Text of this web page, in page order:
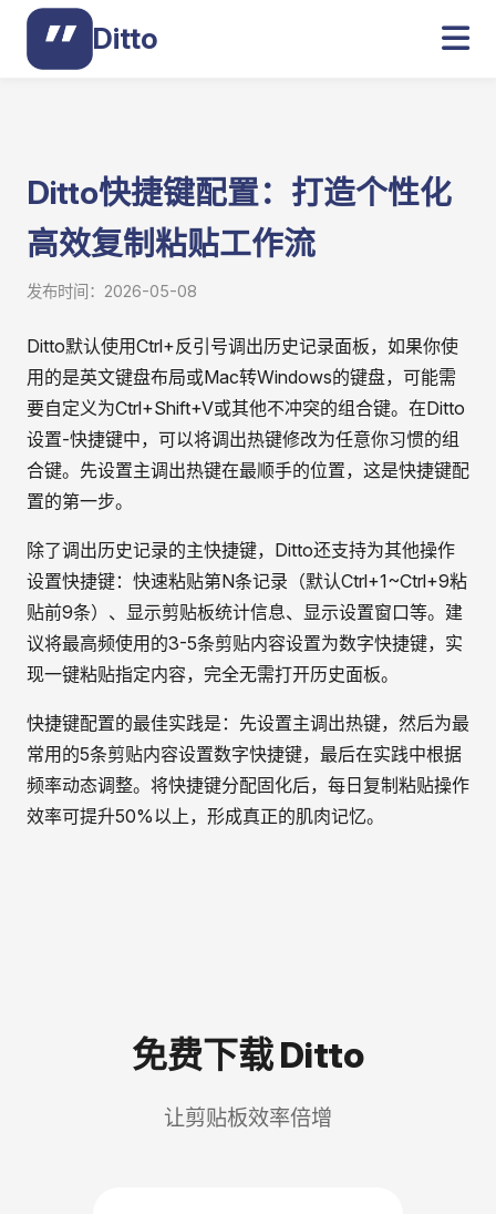
Ditto
Ditto快捷键配置：打造个性化
高效复制粘贴工作流
发布时间：2026-05-08
Ditto默认使用Ctrl+反引号调出历史记录面板，如果你使
用的是英文键盘布局或Mac转Windows的键盘，可能需
要自定义为Ctrl+Shift+V或其他不冲突的组合键。在Ditto
设置-快捷键中，可以将调出热键修改为任意你习惯的组
合键。先设置主调出热键在最顺手的位置，这是快捷键配
置的第一步。
除了调出历史记录的主快捷键，Ditto还支持为其他操作
设置快捷键：快速粘贴第N条记录（默认Ctrl+1~Ctrl+9粘
贴前9条）、显示剪贴板统计信息、显示设置窗口等。建
议将最高频使用的3-5条剪贴内容设置为数字快捷键，实
现一键粘贴指定内容，完全无需打开历史面板。
快捷键配置的最佳实践是：先设置主调出热键，然后为最
常用的5条剪贴内容设置数字快捷键，最后在实践中根据
频率动态调整。将快捷键分配固化后，每日复制粘贴操作
效率可提升50%以上，形成真正的肌肉记忆。
免费下载 Ditto
让剪贴板效率倍增